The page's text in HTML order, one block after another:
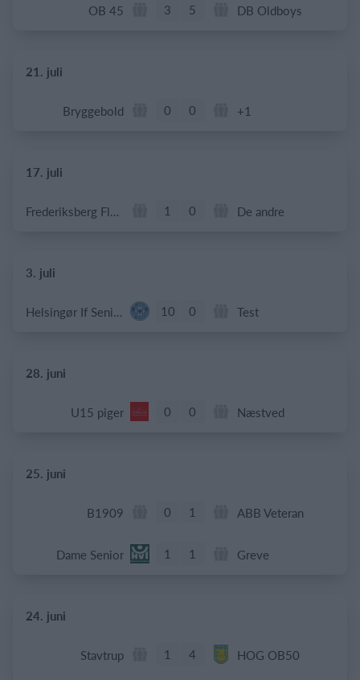
OB 45 3 5 DB Oldboys
21. juli
Bryggebold 0 0 +1
17. juli
Frederiksberg Floorball Fighters 1 0 De andre
3. juli
Helsingør If Senior 10 0 Test
28. juni
U15 piger 0 0 Næstved
25. juni
B1909 0 1 ABB Veteran
Dame Senior 1 1 Greve
24. juni
Stavtrup 1 4 HOG OB50